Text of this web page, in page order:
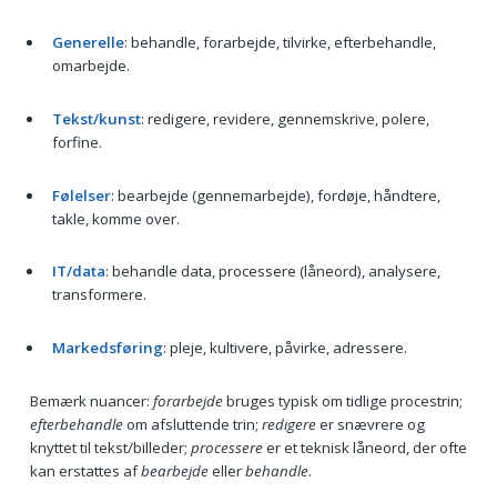
Generelle: behandle, forarbejde, tilvirke, efterbehandle,
omarbejde.
Tekst/kunst: redigere, revidere, gennemskrive, polere,
forfine.
Følelser: bearbejde (gennemarbejde), fordøje, håndtere,
takle, komme over.
IT/data: behandle data, processere (låneord), analysere,
transformere.
Markedsføring: pleje, kultivere, påvirke, adressere.
Bemærk nuancer: forarbejdebruges typisk om tidlige procestrin;
efterbehandleom afsluttende trin; redigereer snævrere og
knyttet til tekst/billeder; processereer et teknisk låneord, der ofte
kan erstattes afbearbejdeellerbehandle.